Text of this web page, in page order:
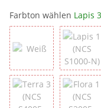
Farbton wählen Lapis
Weiß